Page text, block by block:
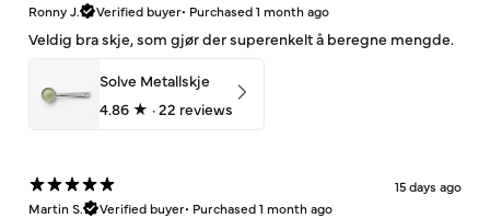
Ronny J.
Verified buyer• Purchased 1 month ago
Veldig bra skje, som gjør der superenkelt å beregne mengde.
Solve Metallskje
4.86 ★ ·22 reviews
15 days ago
Martin S.
Verified buyer• Purchased 1 month ago